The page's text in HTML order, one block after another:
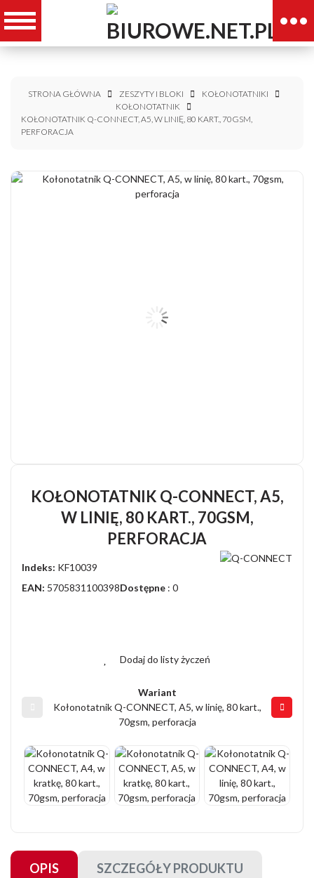
STRONA GŁÓWNA ZESZYTY I BLOKI
KOŁONOTATNIKI
KOŁONOTATNIK
KOŁONOTATNIK Q-CONNECT, A5, W LINIĘ, 80 KART., 70GSM,
PERFORACJA
KOŁONOTATNIK Q-CONNECT, A5,
W LINIĘ, 80 KART., 70GSM,
PERFORACJA
Indeks: KF10039
EAN: 5705831100398Dostępne : 0
Dodaj do listy życzeń
Wariant
Kołonotatnik Q-CONNECT, A5, w linię, 80 kart.,
70gsm, perforacja
OPIS SZCZEGÓŁY PRODUKTU